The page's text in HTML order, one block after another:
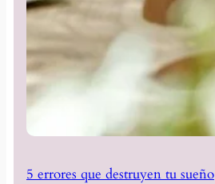
5 errores que destruyen tu sueño